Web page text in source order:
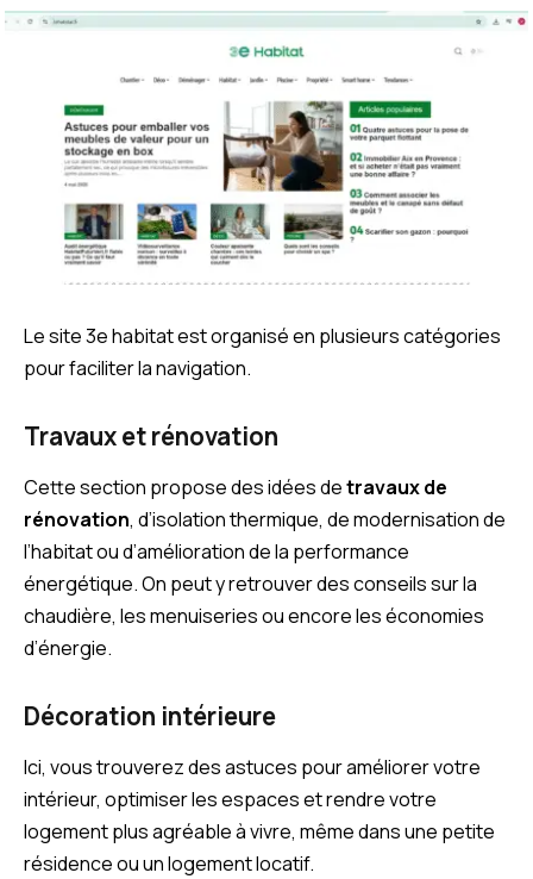
Le site 3e habitat est organisé en plusieurs catégories
pour faciliter la navigation.
Travaux et rénovation
Cette section propose des idées detravaux de
rénovation, d’isolation thermique, de modernisation de
l’habitat ou d’amélioration de la performance
énergétique. On peut y retrouver des conseils sur la
chaudière, les menuiseries ou encore les économies
d’énergie.
Décoration intérieure
Ici, vous trouverez des astuces pour améliorer votre
intérieur, optimiser les espaces et rendre votre
logement plus agréable à vivre, même dans une petite
résidence ou un logement locatif.